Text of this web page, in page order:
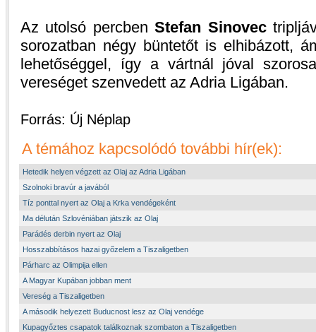
Az utolsó percbenStefan Sinovec
sorozatban négy büntetőt is elhibázott,
lehetőséggel, így a vártnál jóval
vereséget szenvedett az Adria Ligában.
Forrás: Új Néplap
A témához kapcsolódó további hír(ek):
Hetedik helyen végzett az Olaj az Adria Ligában
Szolnoki bravúr a javából
Tíz ponttal nyert az Olaj a Krka vendégeként
Ma délután Szlovéniában játszik az Olaj
Parádés derbin nyert az Olaj
Hosszabbításos hazai győzelem a Tiszaligetben
Párharc az Olimpija ellen
A Magyar Kupában jobban ment
Vereség a Tiszaligetben
A második helyezett Buducnost lesz az Olaj vendége
Kupagyőztes csapatok találkoznak szombaton a Tiszaligetben